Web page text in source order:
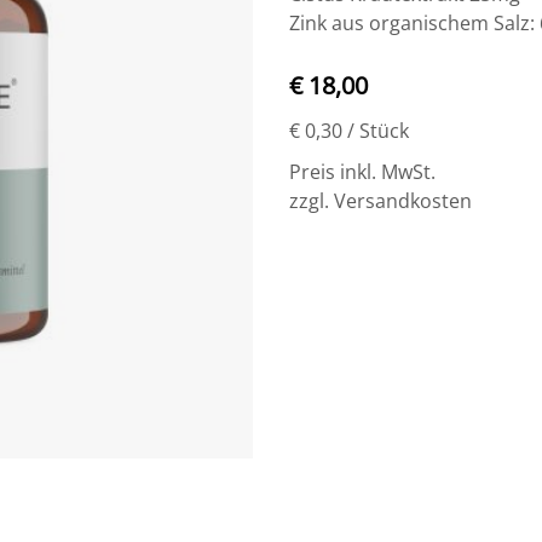
Zink aus organischem Salz:
€ 18,00
€ 0,30/ Stück
Preis inkl. MwSt.
zzgl. Versandkosten